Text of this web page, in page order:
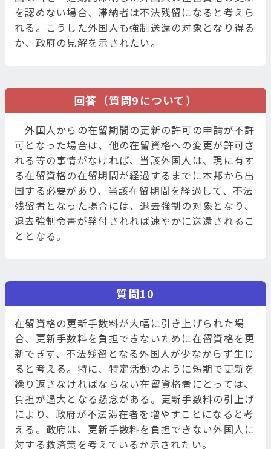
を認めない場合、滞納者は不法残留になると考えら
れる。こうした外国人も強制送還の対象となり得る
か、政府の見解を示されたい。
回答（質問9について）
外国人からの在留期間の更新の許可の申請が不許
可となった場合は、他の在留資格への変更が許可さ
れる等の事情がなければ、当該外国人は、現に有す
る在留資格の在留期間が経過するまでに本邦から出
国する必要があり、当該在留期間を経過して、不法
残留者となった場合には、退去強制の対象となり、
退去強制令書が発付されれば速やかに送還されるこ
ととなる。
質問10
在留資格の更新手数料が大幅に引き上げられた場
合、更新手数料を負担できないために在留資格を更
新できず、不法残留となる外国人が少なからず生じ
ると考える。特に、特定活動のように短期で更新を
繰り返さなければならない在留資格者にとっては、
負担が過大となる懸念がある。更新手数料の引上げ
により、政府が不法滞在者を増やすことになると考
える。政府は、更新手数料を負担できない外国人に
対する救済策を考えているか示されたい。